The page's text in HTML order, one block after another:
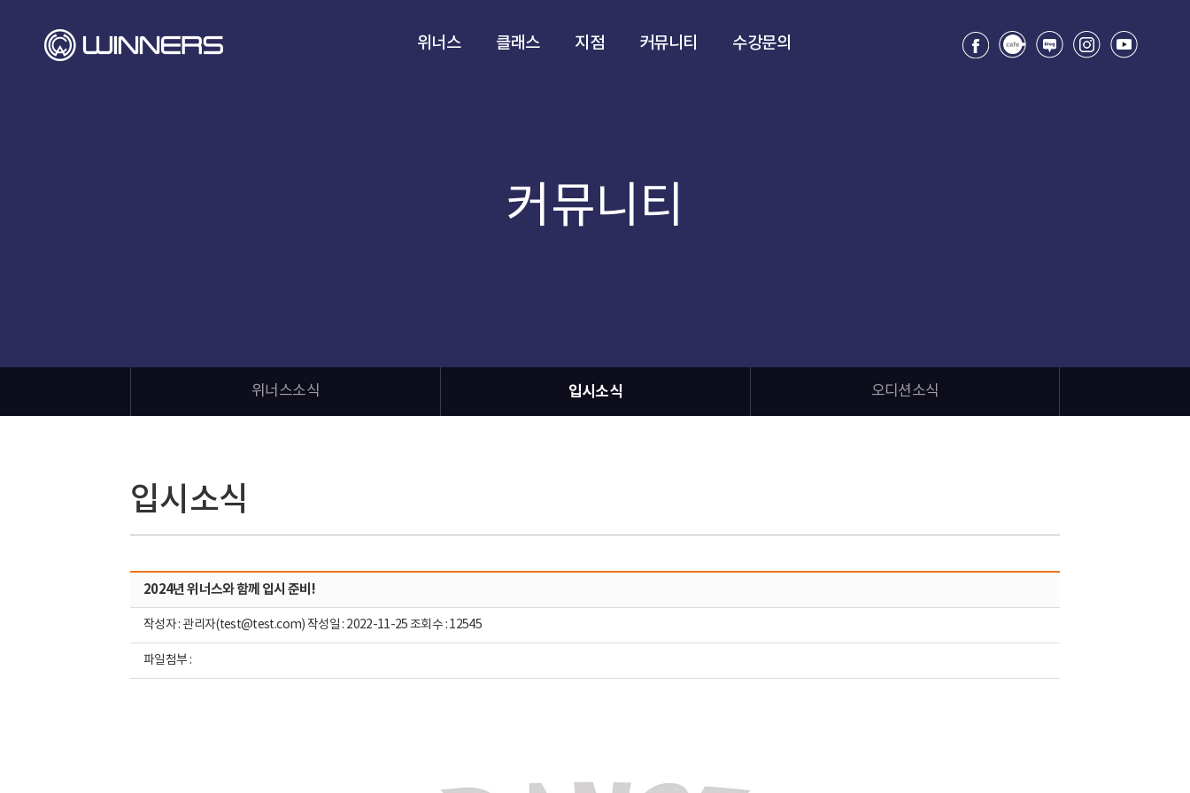
위너스 클래스 지점 커뮤니티 수강문의
커뮤니티
위너스소식 입시소식 오디션소식
입시소식
2024년 위너스와 함께 입시 준비!
작성자 : 관리자(test@test.com) 작성일 : 2022-11-25 조회수 : 12545
파일첨부 :